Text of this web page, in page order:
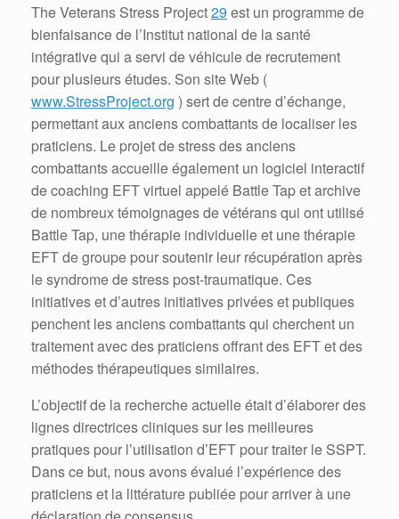
The Veterans Stress Project29 est un programme de
bienfaisance de l’Institut national de la santé
intégrative qui a servi de véhicule de recrutement
pour plusieurs études. Son site Web (
www.StressProject.org ) sert de centre d’échange,
permettant aux anciens combattants de localiser les
praticiens. Le projet de stress des anciens
combattants accueille également un logiciel interactif
de coaching EFT virtuel appelé Battle Tap et archive
de nombreux témoignages de vétérans qui ont utilisé
Battle Tap, une thérapie individuelle et une thérapie
EFT de groupe pour soutenir leur récupération après
le syndrome de stress post-traumatique. Ces
initiatives et d’autres initiatives privées et publiques
penchent les anciens combattants qui cherchent un
traitement avec des praticiens offrant des EFT et des
méthodes thérapeutiques similaires.
L’objectif de la recherche actuelle était d’élaborer des
lignes directrices cliniques sur les meilleures
pratiques pour l’utilisation d’EFT pour traiter le SSPT.
Dans ce but, nous avons évalué l’expérience des
praticiens et la littérature publiée pour arriver à une